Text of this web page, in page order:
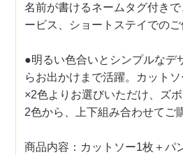
名前が書けるネームタグ付き
ービス、ショートステイでのご
●明るい色合いとシンプルなデ
らお出かけまで活躍。カット
×2色よりお選びいただけ、ズ
2色から、上下組み合わせてご
商品内容：カットソー1枚＋パ